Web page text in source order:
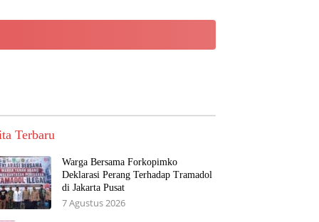
Terbaru
Warga Bersama Forkopimko
Deklarasi Perang Terhadap Tramadol
di Jakarta Pusat
7 Agustus 2026